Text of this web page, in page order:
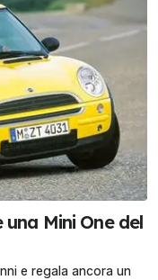
Mini One del
e regala ancora un